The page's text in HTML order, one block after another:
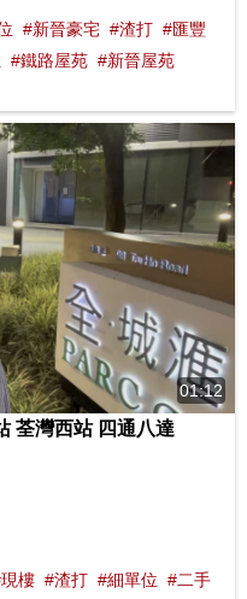
#新晉豪宅 #渣打 #匯豐
#鐵路屋苑 #新晉屋苑
01:12
荃灣西站 四通八達
樓 #渣打 #細單位 #二手